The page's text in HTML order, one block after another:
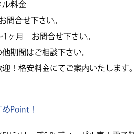
ル料金
問合せ下さい。
1ヶ月 お問合せ下さい。
期間はご相談下さい。
迎！格安料金にてご案内いたします
めPoint！